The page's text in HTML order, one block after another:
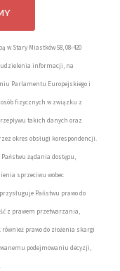
Stary Miastków 58, 08-420
udzielenia informacji, na
Parlamentu Europejskiego i
osób fizycznych w związku z
takich danych oraz
okres obsługi korespondencji.
żądania dostępu,
sprzeciwu wobec
Państwu prawo do
z prawem przetwarzania,
prawo do złożenia skargi
podejmowaniu decyzji,